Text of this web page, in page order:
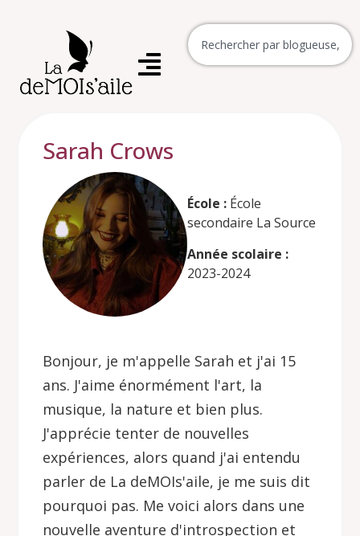
Sarah Crows
École : École
secondaire La Source
Année scolaire :
2023-2024
Bonjour, je m'appelle Sarah et j'ai 15
ans. J'aime énormément l'art, la
musique, la nature et bien plus.
J'apprécie tenter de nouvelles
expériences, alors quand j'ai entendu
parler de La deMOIs'aile, je me suis dit
pourquoi pas. Me voici alors dans une
nouvelle aventure d'introspection et